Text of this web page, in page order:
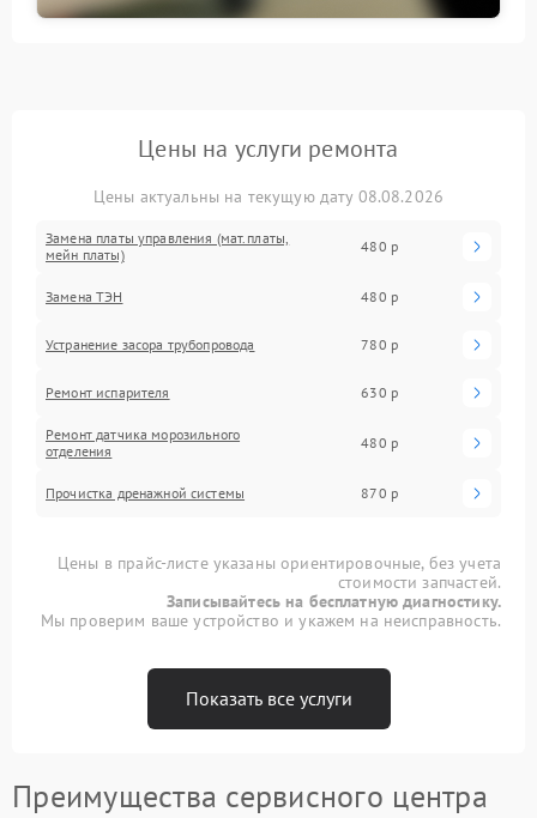
Цены на услуги ремонта
Цены актуальны на текущую дату 08.08.2026
Замена платы управления (мат.платы,
мейн платы)
480 р
Замена ТЭН 480 р
Устранение засора трубопровода 780 р
Ремонт испарителя 630 р
Ремонт датчика морозильного
отделения
480 р
Прочистка дренажной системы 870 р
Цены в прайс-листе указаны ориентировочные, без учета
стоимости запчастей.
Записывайтесь на бесплатную диагностику.
Мы проверим ваше устройство и укажем на неисправность.
Показать все услуги
Преимущества сервисного центра